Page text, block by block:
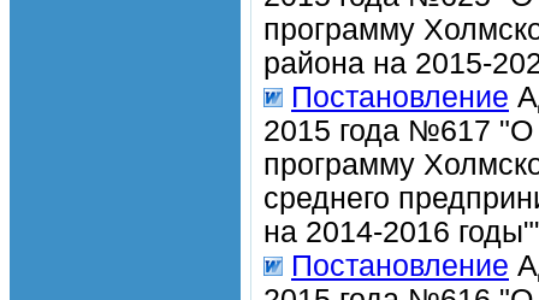
программу
района на 2015-
Постановление
2015 года №617 "О
программу
среднего
на 2014-2016
Постановление